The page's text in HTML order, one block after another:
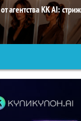
агентства KK AI: